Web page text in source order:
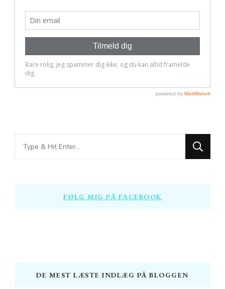
Looking
for
FØLG MIG PÅ FACEBOOK
DE MEST LÆSTE INDLÆG PÅ BLOGGEN